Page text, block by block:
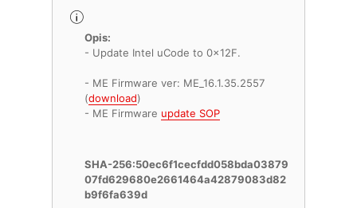
Opis:
- Update Intel uCode to 0x12F.
- ME Firmware ver: ME_16.1.35.2557
(download)
- ME Firmware update SOP
SHA-256:50ec6f1cecfdd058bda03879
07fd629680e2661464a42879083d82
b9f6fa639d